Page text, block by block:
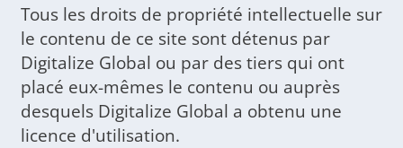
Tous les droits de propriété intellectuelle sur
le contenu de ce site sont détenus par
Digitalize Global ou par des tiers qui ont
placé eux-mêmes le contenu ou auprès
desquels Digitalize Global a obtenu une
licence d'utilisation.